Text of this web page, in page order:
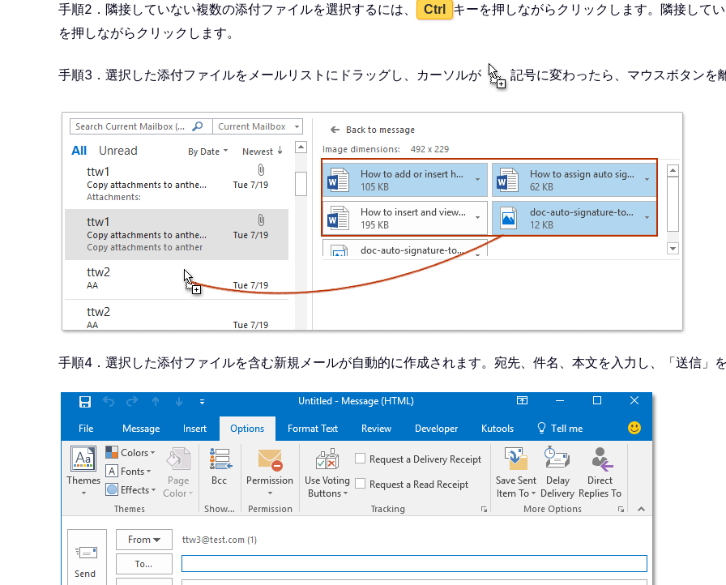
手順2．隣接していない複数の添付ファイルを選択するには、 Ctrl キーを押しながらクリックします。隣接して
を押しながらクリックします。
手順3．選択した添付ファイルをメールリストにドラッグし、カーソルが 記号に変わったら、マウスボタンを
手順4．選択した添付ファイルを含む新規メールが自動的に作成されます。宛先、件名、本文を入力し、「送信」